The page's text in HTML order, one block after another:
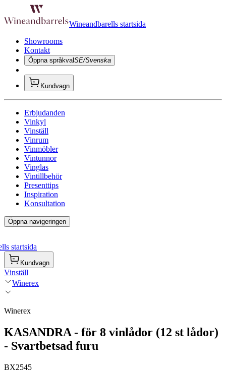
Wineandbarells startsida
Showrooms
Kontakt
Öppna språkvalSE/Svenska
Kundvagn
Erbjudanden
Vinkyl
Vinställ
Vinrum
Vinmöbler
Vintunnor
Vinglas
Vintillbehör
Presenttips
Inspiration
Konsultation
Öppna navigeringen
startsida
Kundvagn
Vinställ
Winerex
Winerex
KASANDRA - för 8 vinlådor (12 st lådor)
- Svartbetsad furu
BX2545